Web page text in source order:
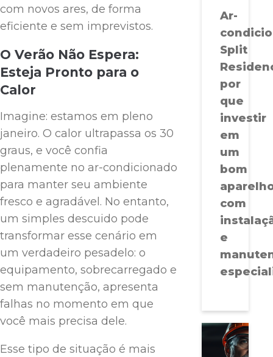
com novos ares, de forma
eficiente e sem imprevistos.
O Verão Não Espera:
Esteja Pronto para o
Calor
Imagine: estamos em pleno
janeiro. O calor ultrapassa os 30
graus, e você confia
plenamente no ar-condicionado
para manter seu ambiente
fresco e agradável. No entanto,
um simples descuido pode
transformar esse cenário em
um verdadeiro pesadelo: o
equipamento, sobrecarregado e
sem manutenção, apresenta
falhas no momento em que
você mais precisa dele.
Esse tipo de situação é mais
Ar-
Split
por
que
investir
em
um
bom
com
e